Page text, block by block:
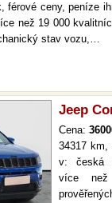
férové ceny, peníze
než 19 000
stav vozu,…
Jeep
Cena:
34317 km,
v: česká
více